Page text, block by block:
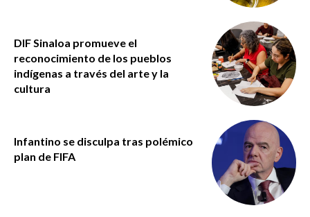
DIF Sinaloa promueve el
reconocimiento de los pueblos
indígenas a través del arte y la
cultura
Infantino se disculpa tras polémico
plan de FIFA